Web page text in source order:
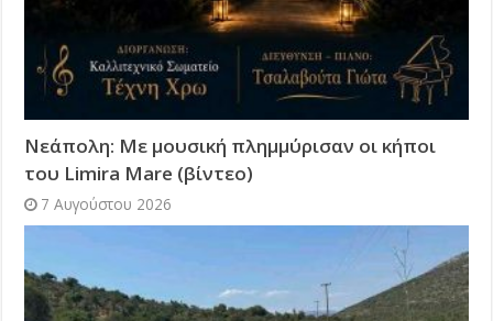
Νεάπολη: Με μουσική πλημμύρισαν οι κήποι
του Limira Mare (βίντεο)
7 Αυγούστου 2026